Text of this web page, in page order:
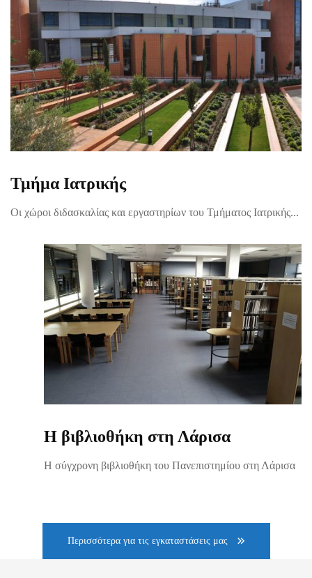
Τμήμα Ιατρικής
Οι χώροι διδασκαλίας και εργαστηρίων του Τμήματος Ιατρικής...
Η βιβλιοθήκη στη Λάρισα
Η σύγχρονη βιβλιοθήκη του Πανεπιστημίου στη Λάρισα
Περισσότερα για τις εγκαταστάσεις μας